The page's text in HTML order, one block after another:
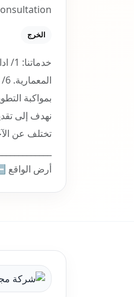
الخرج
بمواكبة
نهدف إلى
تختلف عن
أرض الواقع